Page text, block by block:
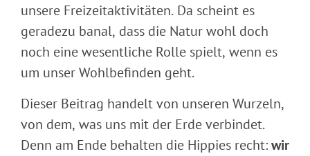
unsere Freizeitaktivitäten. Da scheint es
geradezu banal, dass die Natur wohl doch
noch eine wesentliche Rolle spielt, wenn es
um unser Wohlbefinden geht.
Dieser Beitrag handelt von unseren Wurzeln,
von dem, was uns mit der Erde verbindet.
Denn am Ende behalten die Hippies recht:wir